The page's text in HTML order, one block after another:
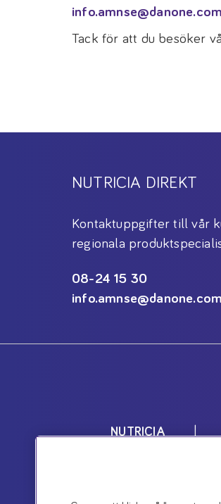
info.amnse@danone.com
Tack för att du besöker
NUTRICIA DIREKT
Kontaktuppgifter till vår
regionala
08-24 15 30
info.amnse@danone.com
NUTRICIA
Nutricias